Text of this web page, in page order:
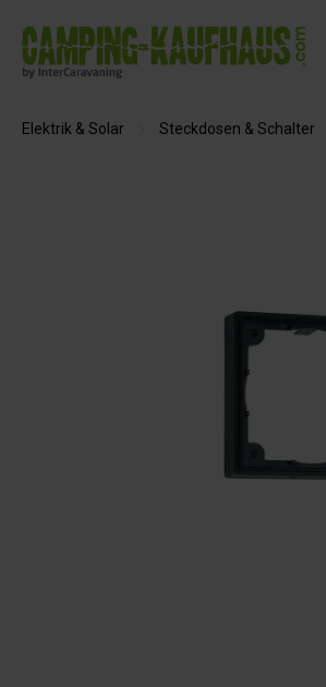
Zur Hauptnavigation springen
Elektrik & Solar Steckdosen & Schalter